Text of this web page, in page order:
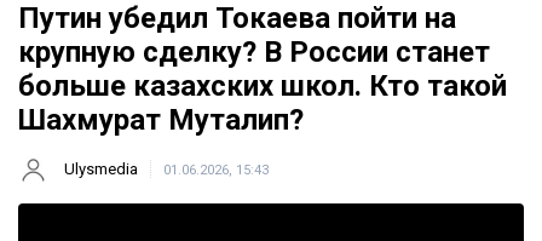
Путин убедил Токаева пойти на
крупную сделку? В России станет
больше казахских школ. Кто такой
Шахмурат Муталип?
Ulysmedia 01.06.2026, 15:43